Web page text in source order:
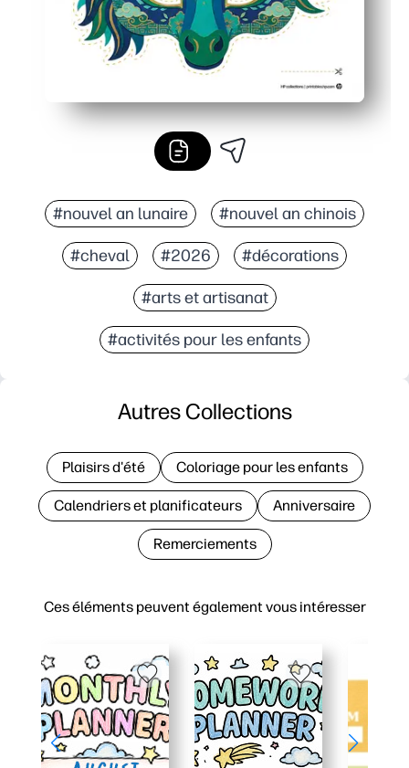
#nouvel an lunaire #nouvel an chinois
#cheval #2026 #décorations
#arts et artisanat
#activités pour les enfants
Ces éléments peuvent également vous intéresser
Autres Collections
Plaisirs d'été Coloriage pour les enfants
Calendriers et planificateurs Anniversaire
Remerciements